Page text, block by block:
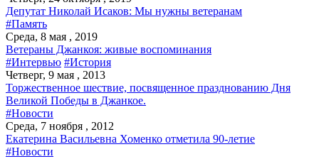
Депутат Николай Исаков: Мы нужны ветеранам
#Память
Среда, 8 мая , 2019
Ветераны Джанкоя: живые воспоминания
#Интервью #История
Четверг, 9 мая , 2013
Торжественное шествие, посвященное празднованию Дня
Великой Победы в Джанкое.
#Новости
Среда, 7 ноября , 2012
Екатерина Васильевна Хоменко отметила 90-летие
#Новости